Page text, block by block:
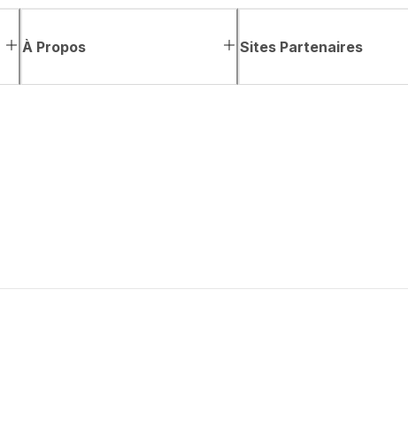
À Propos Sites Partenaires